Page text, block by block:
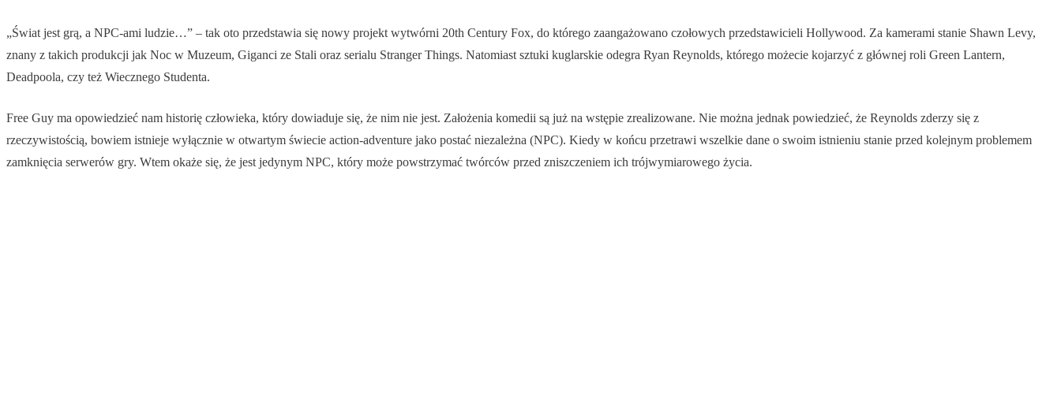
„Świat jest grą, a NPC-ami ludzie…” – tak oto przedstawia się nowy projekt wytwórni 20th Century Fox, do którego zaangażowano czołowych przedstawicieli Hollywood. Za kamerami stanie Shawn Levy,
znany z takich produkcji jak Noc w Muzeum, Giganci ze Stali oraz serialu Stranger Things. Natomiast sztuki kuglarskie odegra Ryan Reynolds, którego możecie kojarzyć z głównej roli Green Lantern,
Deadpoola, czy też Wiecznego Studenta.
Free Guy ma opowiedzieć nam historię człowieka, który dowiaduje się, że nim nie jest. Założenia komedii są już na wstępie zrealizowane. Nie można jednak powiedzieć, że Reynolds zderzy się z
rzeczywistością, bowiem istnieje wyłącznie w otwartym świecie action-adventure jako postać niezależna (NPC). Kiedy w końcu przetrawi wszelkie dane o swoim istnieniu stanie przed kolejnym problemem
zamknięcia serwerów gry. Wtem okaże się, że jest jedynym NPC, który może powstrzymać twórców przed zniszczeniem ich trójwymiarowego życia.